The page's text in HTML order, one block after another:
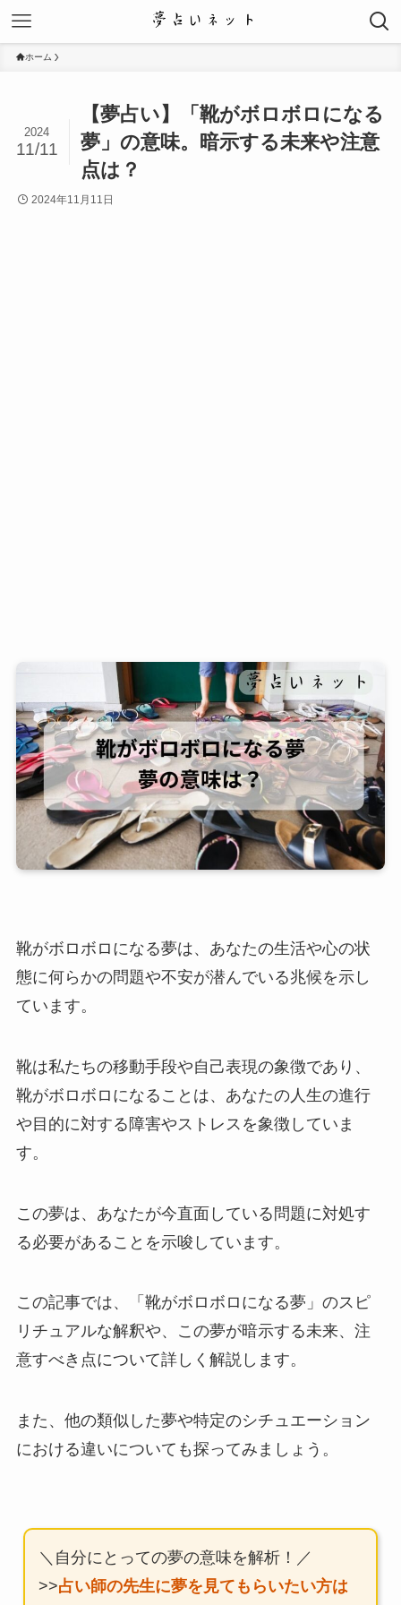
ホーム
【夢占い】「靴がボロボロになる
夢」の意味。暗示する未来や注意
点は？
2024
11/11
2024年11月11日
靴がボロボロになる夢は、あなたの生活や心の状
態に何らかの問題や不安が潜んでいる兆候を示し
ています。
靴は私たちの移動手段や自己表現の象徴であり、
靴がボロボロになることは、あなたの人生の進行
や目的に対する障害やストレスを象徴していま
す。
この夢は、あなたが今直面している問題に対処す
る必要があることを示唆しています。
この記事では、「靴がボロボロになる夢」のスピ
リチュアルな解釈や、この夢が暗示する未来、注
意すべき点について詳しく解説します。
また、他の類似した夢や特定のシチュエーション
における違いについても探ってみましょう。
＼自分にとっての夢の意味を解析！／
>>占い師の先生に夢を見てもらいたい方は